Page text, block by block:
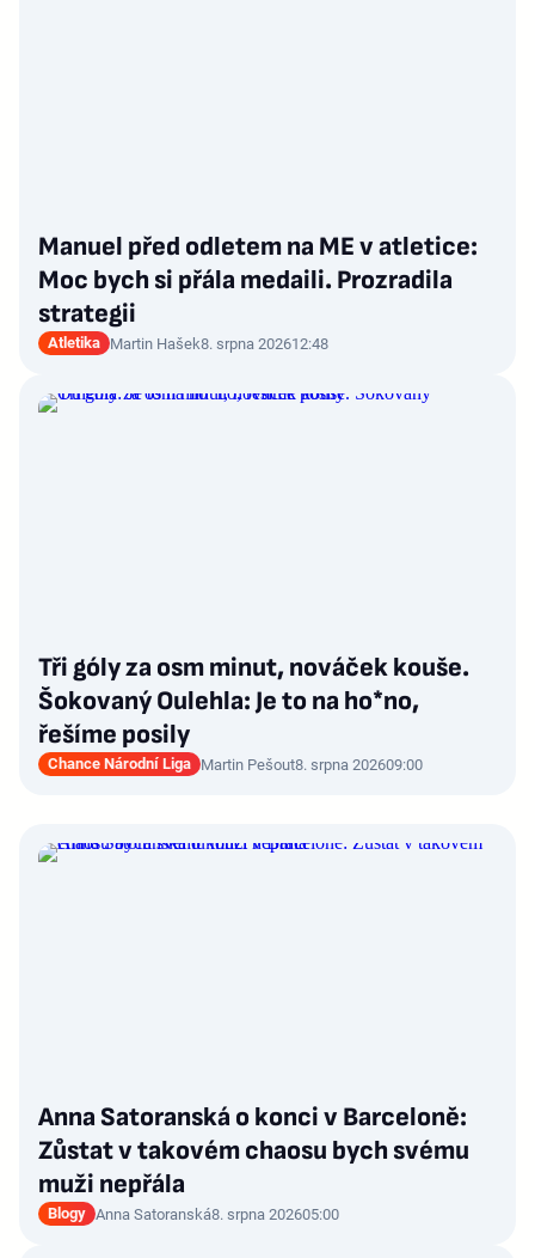
Manuel před odletem na ME v atletice:
Moc bych si přála medaili. Prozradila
strategii
Atletika Martin Hašek8. srpna 202612:48
Tři góly za osm minut, nováček kouše.
Šokovaný Oulehla: Je to na ho*no,
řešíme posily
Chance Národní Liga Martin Pešout8. srpna 202609:00
Anna Satoranská o konci v Barceloně:
Zůstat v takovém chaosu bych svému
muži nepřála
Blogy Anna Satoranská8. srpna 202605:00